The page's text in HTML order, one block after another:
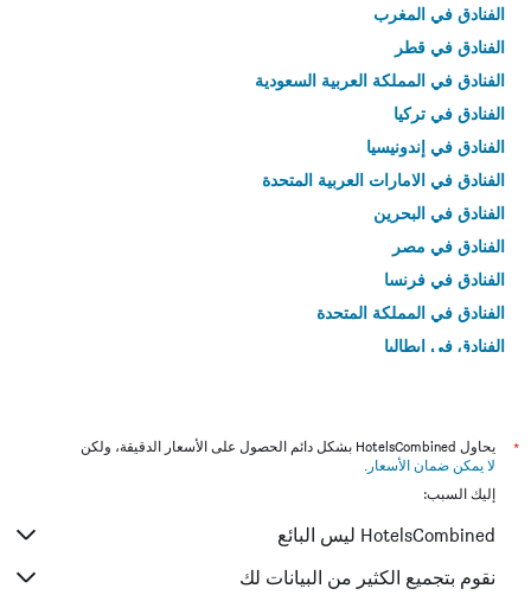
الفنادق في المغرب
الفنادق في قطر
الفنادق في المملكة العربية السعودية
الفنادق في تركيا
الفنادق في إندونيسيا
الفنادق في الامارات العربية المتحدة
الفنادق في البحرين
الفنادق في مصر
الفنادق في فرنسا
الفنادق في المملكة المتحدة
الفنادق في إيطاليا
*
يحاول HotelsCombined بشكل دائم الحصول على الأسعار الدقيقة، ولكن
لا يمكن ضمان الأسعار .
إليك السبب:
HotelsCombined ليس البائع
نقوم بتجميع الكثير من البيانات لك